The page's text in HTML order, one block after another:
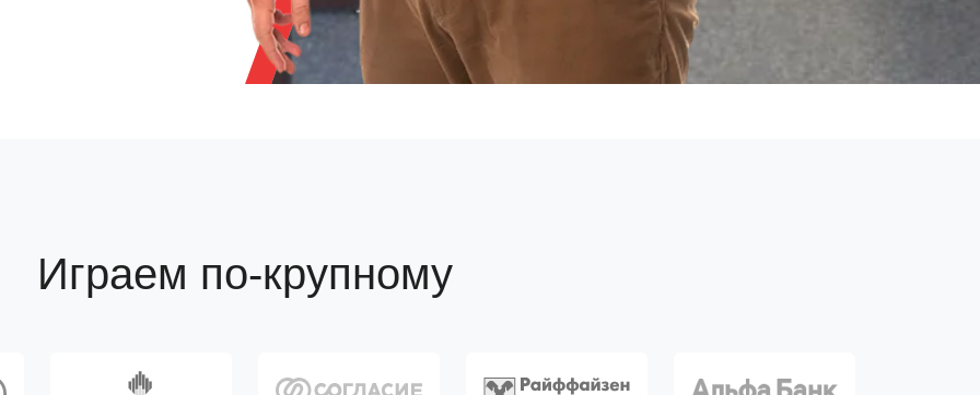
Играем по-крупному